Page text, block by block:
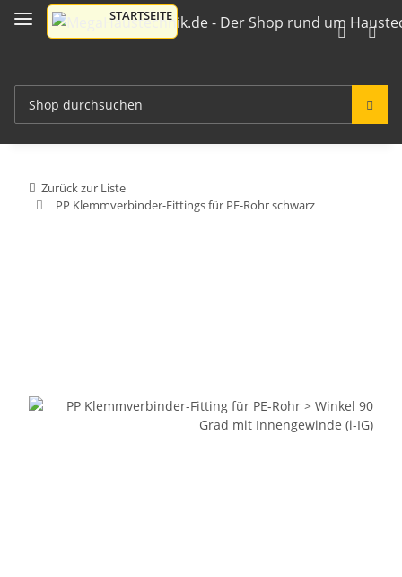
Zurück zur Liste
PP Klemmverbinder-Fittings für PE-Rohr schwarz